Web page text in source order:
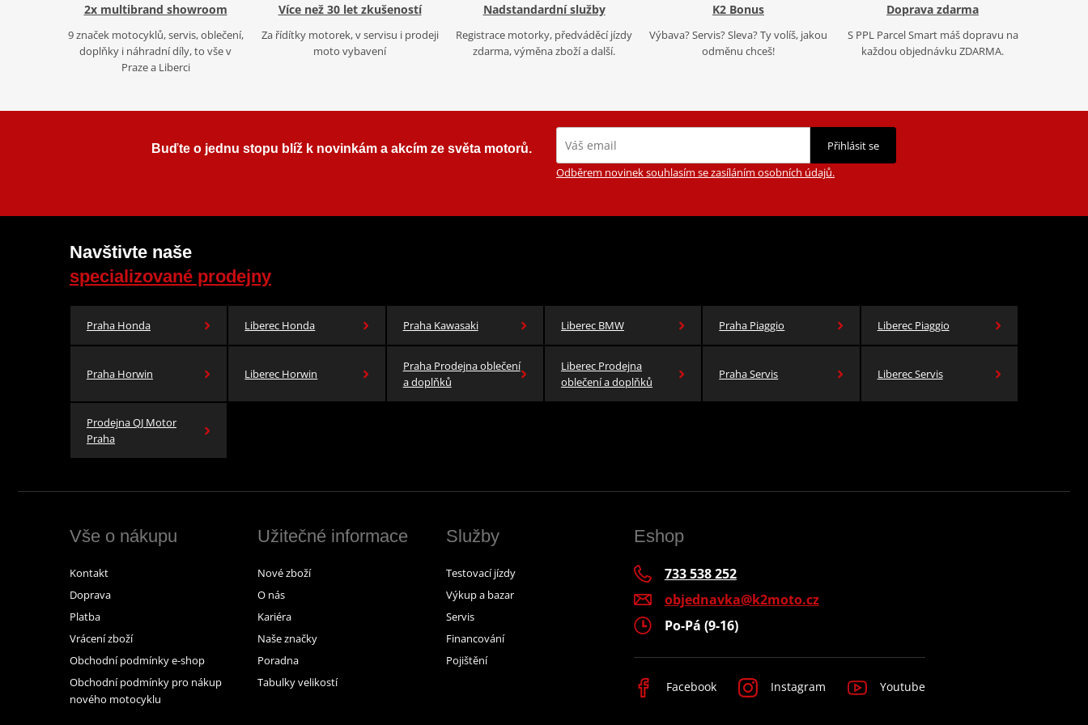
2x multibrand showroom
9 značek motocyklů, servis, oblečení,
doplňky i náhradní díly, to vše v
Praze a Liberci
Více než 30 let zkušeností
Za řídítky motorek, v servisu i prodeji
moto vybavení
Nadstandardní služby
Registrace motorky, předváděcí jízdy
zdarma, výměna zboží a další.
K2 Bonus
Výbava? Servis? Sleva? Ty volíš, jakou
odměnu chceš!
Doprava zdarma
S PPL Parcel Smart máš dopravu na
každou objednávku ZDARMA.
Buďte o jednu stopu blíž k novinkám a akcím ze světa motorů.
Přihlásit se
Odběrem novinek souhlasím se zasíláním osobních údajů.
Navštivte naše
specializované prodejny
Praha Honda Liberec Honda Praha Kawasaki Liberec BMW Praha Piaggio Liberec Piaggio
Praha Horwin Liberec Horwin
Praha Prodejna oblečení
a doplňků
Liberec Prodejna
oblečení a doplňků
Praha Servis Liberec Servis
Prodejna QJ Motor
Praha
Vše o nákupu
Kontakt
Doprava
Platba
Vrácení zboží
Obchodní podmínky e-shop
Obchodní podmínky pro nákup
nového motocyklu
Užitečné informace
Nové zboží
O nás
Kariéra
Naše značky
Poradna
Tabulky velikostí
Služby
Testovací jízdy
Výkup a bazar
Servis
Financování
Pojištění
Eshop
733 538 252
objednavka@k2moto.cz
Po-Pá (9-16)
Facebook Instagram Youtube